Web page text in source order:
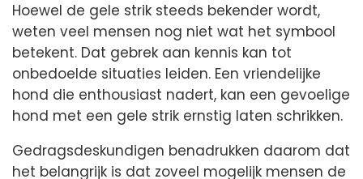
Hoewel de gele strik steeds bekender wordt,
weten veel mensen nog niet wat het symbool
betekent. Dat gebrek aan kennis kan tot
onbedoelde situaties leiden. Een vriendelijke
hond die enthousiast nadert, kan een gevoelige
hond met een gele strik ernstig laten schrikken.
Gedragsdeskundigen benadrukken daarom dat
het belangrijk is dat zoveel mogelijk mensen de